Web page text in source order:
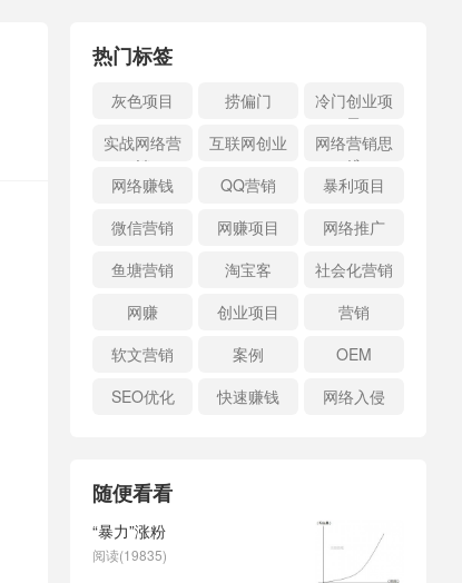
热门标签
灰色项目 捞偏门
冷门创业项
目
实战网络营
销
互联网创业
网络营销思
维
网络赚钱
QQ营销
暴利项目
微信营销
网赚项目
网络推广
鱼塘营销
淘宝客
社会化营销
网赚
创业项目
营销
软文营销
案例
OEM
SEO优化
快速赚钱 网络入侵
随便看看
“暴力”涨粉
阅读(19835)